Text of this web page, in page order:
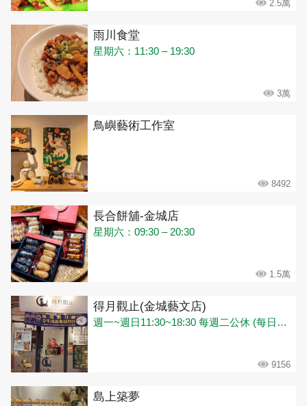
2.5萬
雨川食堂
星期六：11:30 – 19:30
3萬
鳥嶼藝術工作室
8492
長合餅舖-金城店
星期六：09:30 – 20:30
1.5萬
得月觀止(金城藝文店)
週一~週日11:30~18:30 每週二公休 (每日飲料及伴手禮售完即打烊)
9156
島上築夢